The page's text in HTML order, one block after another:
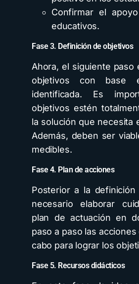
Confirmar el
educativos.
Fase 3. Definición de objetivos
Ahora, el siguiente paso
objetivos con base
identificada. Es
objetivos estén
la solución que necesita
Además, deben ser
medibles.
Fase 4. Plan de acciones
Posterior a la
necesario elaborar
plan de actuación en
paso a paso las
cabo para lograr los
Fase 5. Recursos didácticos